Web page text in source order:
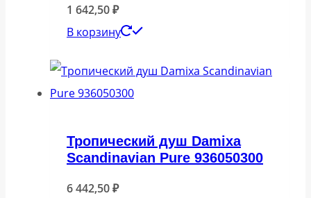
1 642,50₽
В корзину
Тропический душ Damixa
Scandinavian Pure 936050300
6 442,50₽